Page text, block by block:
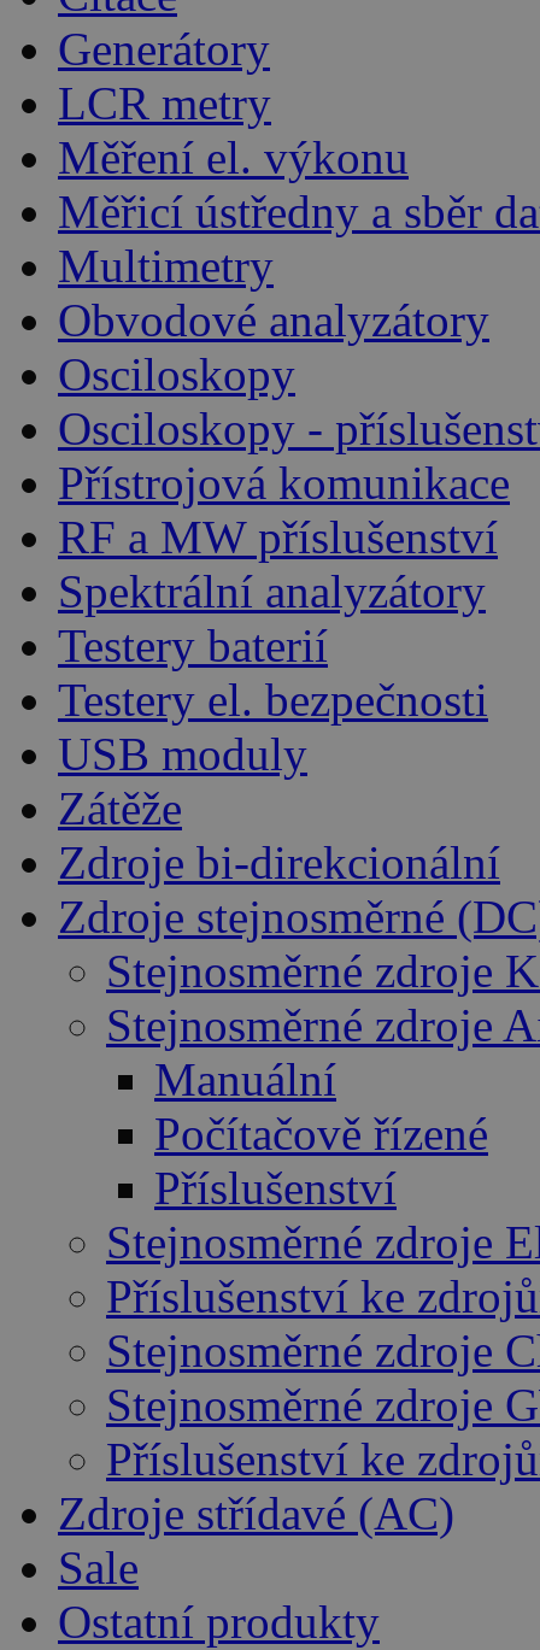
Generátory
LCR metry
Měření el. výkonu
Měřicí ústředny a sběr
Multimetry
Obvodové analyzátory
Osciloskopy
Osciloskopy -
Přístrojová komunikace
RF a MW příslušenství
Spektrální analyzátory
Testery baterií
Testery el. bezpečnosti
USB moduly
Zátěže
Zdroje bi-direkcionální
Zdroje stejnosměrné
Stejnosměrné zdroje
Stejnosměrné zdroje
Manuální
Počítačově řízené
Příslušenství
Stejnosměrné zdroje
Příslušenství ke
Stejnosměrné zdroje
Stejnosměrné zdroje
Příslušenství ke
Zdroje střídavé (AC)
Sale
Ostatní produkty